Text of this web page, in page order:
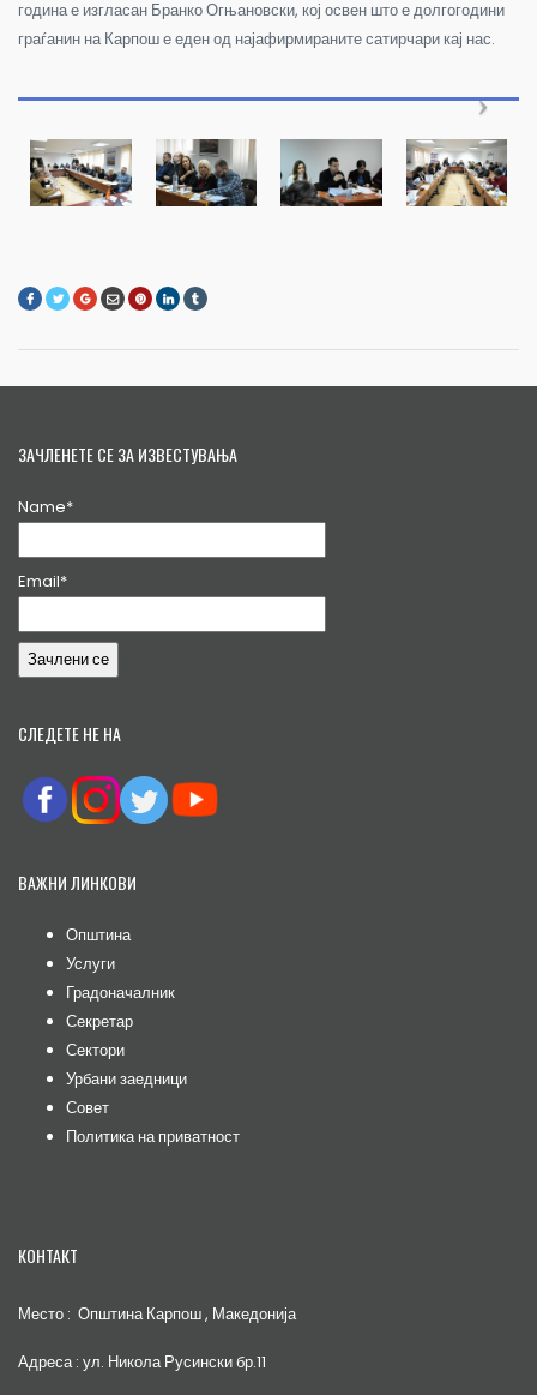
година е изгласан Бранко Огњановски, кој освен што е долгогодини
граѓанин на Карпош е еден од најафирмираните сатирчари кај нас.
ЗАЧЛЕНЕТЕ СЕ ЗА ИЗВЕСТУВАЊА
Name*
Email*
СЛЕДЕТЕ НЕ НА
ВАЖНИ ЛИНКОВИ
Општина
Услуги
Градоначалник
Секретар
Сектори
Урбани заедници
Совет
Политика на приватност
КОНТАКТ
Место : Општина Карпош , Македонија
Адреса : ул. Никола Русински бр.11